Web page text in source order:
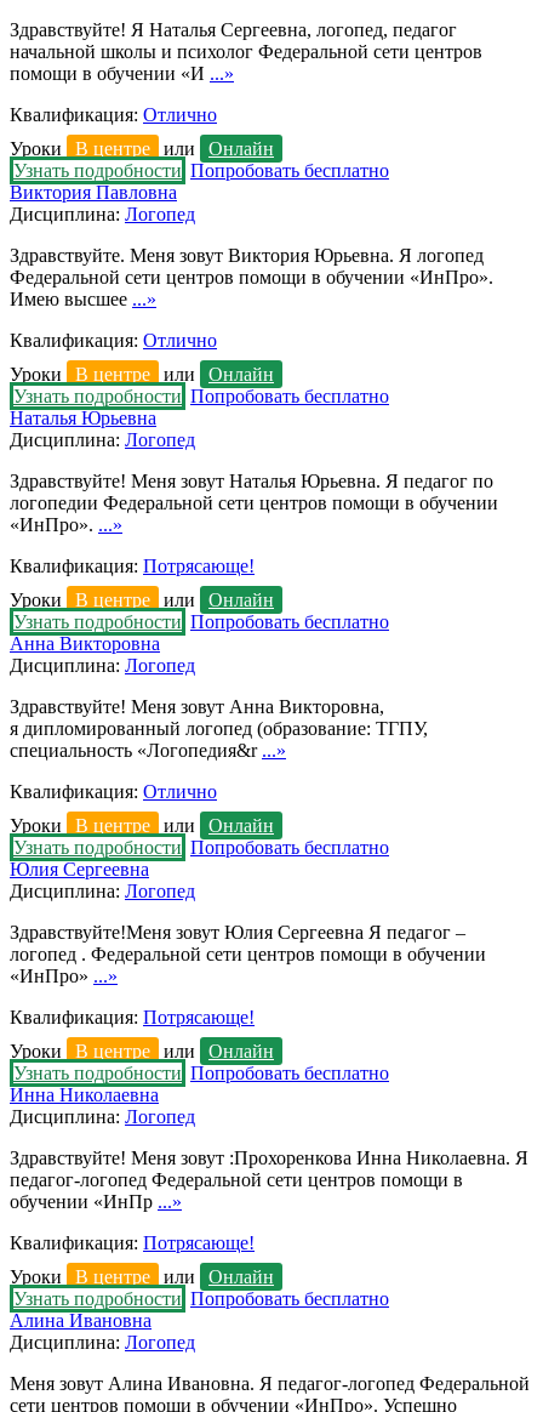
Здравствуйте! Я Наталья Сергеевна, логопед, педагог
начальной школы и психолог Федеральной сети центров
помощи в обучении «И ...»
Квалификация: Отлично
Уроки
В центре или
Онлайн
Узнать подробности Попробовать бесплатно
Виктория Павловна
Дисциплина: Логопед
Здравствуйте. Меня зовут Виктория Юрьевна. Я логопед
Федеральной сети центров помощи в обучении «ИнПро».
Имею высшее ...»
Квалификация: Отлично
Уроки
В центре или
Онлайн
Узнать подробности Попробовать бесплатно
Наталья Юрьевна
Дисциплина: Логопед
Здравствуйте! Меня зовут Наталья Юрьевна. Я педагог по
логопедии Федеральной сети центров помощи в обучении
«ИнПро». ...»
Квалификация: Потрясающе!
Уроки
В центре или
Онлайн
Узнать подробности Попробовать бесплатно
Анна Викторовна
Дисциплина: Логопед
Здравствуйте! Меня зовут Анна Викторовна,
я дипломированный логопед (образование: ТГПУ,
специальность «Логопедия&r ...»
Квалификация: Отлично
Уроки
В центре или
Онлайн
Узнать подробности Попробовать бесплатно
Юлия Сергеевна
Дисциплина: Логопед
Здравствуйте!Меня зовут Юлия Сергеевна Я педагог –
логопед . Федеральной сети центров помощи в обучении
«ИнПро» ...»
Квалификация: Потрясающе!
Уроки
В центре или
Онлайн
Узнать подробности Попробовать бесплатно
Инна Николаевна
Дисциплина: Логопед
Здравствуйте! Меня зовут :Прохоренкова Инна Николаевна. Я
педагог-логопед Федеральной сети центров помощи в
обучении «ИнПр ...»
Квалификация: Потрясающе!
Уроки
В центре или
Онлайн
Узнать подробности Попробовать бесплатно
Алина Ивановна
Дисциплина: Логопед
Меня зовут Алина Ивановна. Я педагог-логопед Федеральной
сети центров помощи в обучении «ИнПро». Успешно